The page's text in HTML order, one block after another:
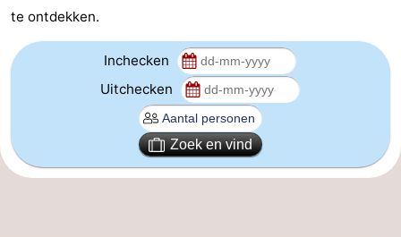
te ontdekken.
Inchecken
Uitchecken
Zoek en vind